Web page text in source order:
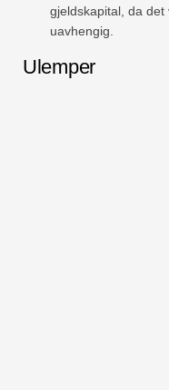
gjeldskapital, da
uavhengig.
Ulemper